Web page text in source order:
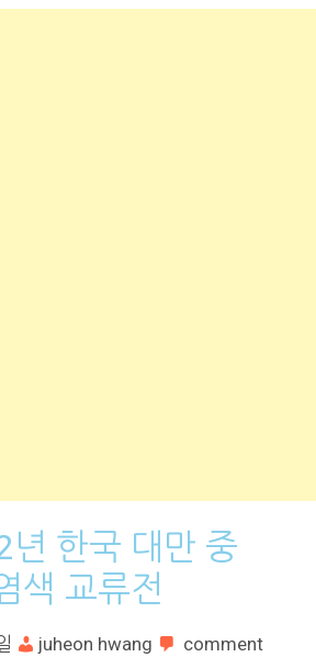
년 한국 대만 중
색 교류전
juheon hwang comment